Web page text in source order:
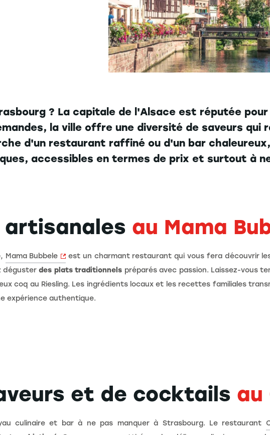
? La capitale de l'Alsace est réputée
la ville offre une diversité de saveurs qui
d'un restaurant raffiné ou d'un bar
accessibles en termes de prix et surtout à
artisanales au Mama
, Mama Bubbele est un charmant restaurant qui vous fera découvrir
dégusterdes plats traditionnels préparés avec passion. Laissez-vous
coq au Riesling. Les ingrédients locaux et les recettes familiales
expérience authentique.
et de cocktails au
culinaire et bar à ne pas manquer à Strasbourg. Le restaurant